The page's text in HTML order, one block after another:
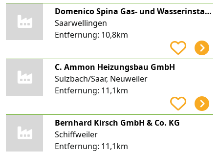
Domenico Spina Gas- und Wasserinstallationen
Saarwellingen
Entfernung: 10,8km
C. Ammon Heizungsbau GmbH
Sulzbach/Saar, Neuweiler
Entfernung: 11,1km
Bernhard Kirsch GmbH & Co. KG
Schiffweiler
Entfernung: 11,1km